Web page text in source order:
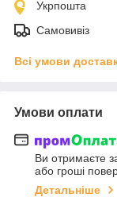
Укрпошта
Самовивіз
Всі умови
Умови оплати
Ви отримаєте
або гроші
Детальніше